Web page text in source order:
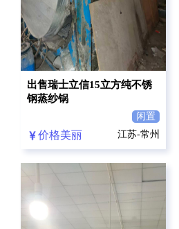
出售瑞士立信15立方纯不锈
钢蒸纱锅
闲置
价格美丽 江苏-常州